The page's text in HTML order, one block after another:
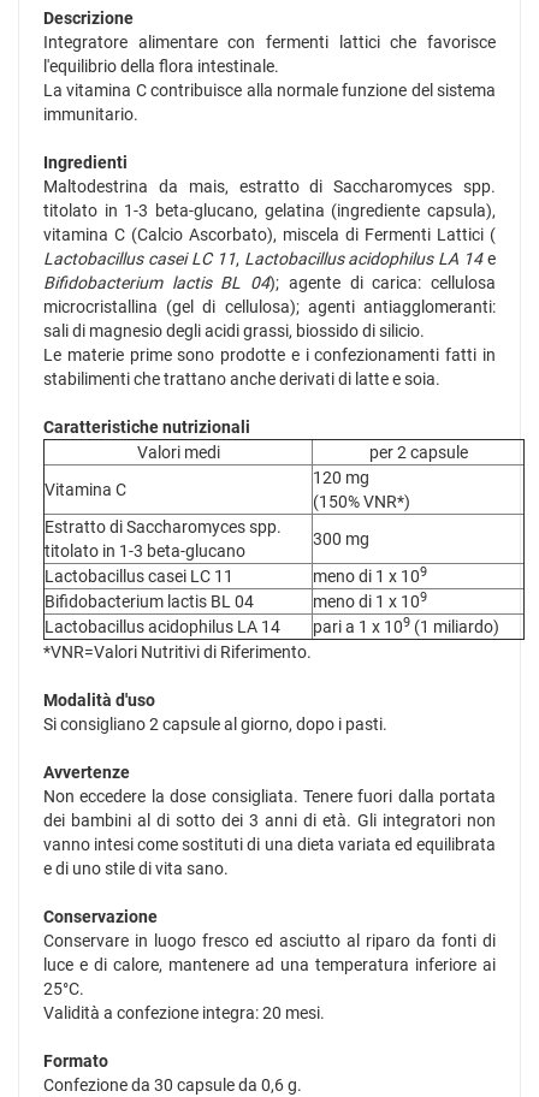
Descrizione
Integratore alimentare con fermenti lattici che favorisce
l'equilibrio della flora intestinale.
La vitamina C contribuisce alla normale funzione del sistema
immunitario.
Ingredienti
Maltodestrina da mais, estratto di Saccharomyces spp.
titolato in 1-3 beta-glucano, gelatina (ingrediente capsula),
vitamina C (Calcio Ascorbato), miscela di Fermenti Lattici (
Lactobacillus casei LC 11, Lactobacillus acidophilus LA 14e
Bifidobacterium lactis BL 04); agente di carica: cellulosa
microcristallina (gel di cellulosa); agenti antiagglomeranti:
sali di magnesio degli acidi grassi, biossido di silicio.
Le materie prime sono prodotte e i confezionamenti fatti in
stabilimenti che trattano anche derivati di latte e soia.
Caratteristiche nutrizionali
Valori medi
per 2 capsule
Vitamina C
120 mg
(150% VNR*)
Estratto di Saccharomyces spp.
titolato in 1-3 beta-glucano
300 mg
Lactobacillus casei LC 11
meno di 1 x 109
Bifidobacterium lactis BL 04 meno di 1 x 109
Lactobacillus acidophilus LA 14 pari a 1 x 109 (1 miliardo)
*VNR=Valori Nutritivi di Riferimento.
Modalità d'uso
Si consigliano 2 capsule al giorno, dopo i pasti.
Avvertenze
Non eccedere la dose consigliata. Tenere fuori dalla portata
dei bambini al di sotto dei 3 anni di età. Gli integratori non
vanno intesi come sostituti di una dieta variata ed equilibrata
e di uno stile di vita sano.
Conservazione
Conservare in luogo fresco ed asciutto al riparo da fonti di
luce e di calore, mantenere ad una temperatura inferiore ai
25°C.
Validità a confezione integra: 20 mesi.
Formato
Confezione da 30 capsule da 0,6 g.